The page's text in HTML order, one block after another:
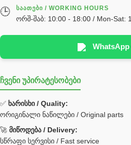
სხადასხვა
Hyva
უჟანგავი ფოლადი
Bobcat ფილტრი
Caterpillar ფილტრი
JCB ფილტრი
🕒 ᲡᲐᲐᲗᲔᲑᲘ / WORKING HOURS
ორშ-შაბ: 10:00 - 18:00 / Mon-Sat:
WhatsApp
ჩვენი უპირატესობები
✅ ხარისხი / Quality:
ორიგინალი ნაწილები / Original parts
🚀 მიწოდება / Delivery:
სწრაფი სერვისი / Fast service